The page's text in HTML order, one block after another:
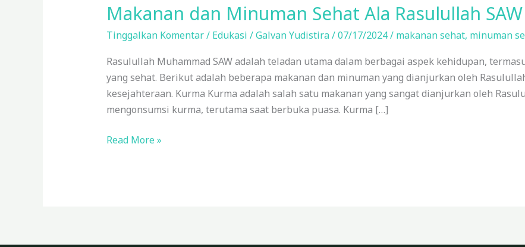
Makanan dan Minuman Sehat Ala Rasulullah SAW
Tinggalkan Komentar/ Edukasi /Galvan Yudistira/07/17/2024/ makanan sehat, minuman
Rasulullah Muhammad SAW adalah teladan utama dalam berbagai aspek kehidupan,
yang sehat. Berikut adalah beberapa makanan dan minuman yang dianjurkan oleh
kesejahteraan. Kurma Kurma adalah salah satu makanan yang sangat dianjurkan oleh
mengonsumsi kurma, terutama saat berbuka puasa. Kurma […]
Read More »